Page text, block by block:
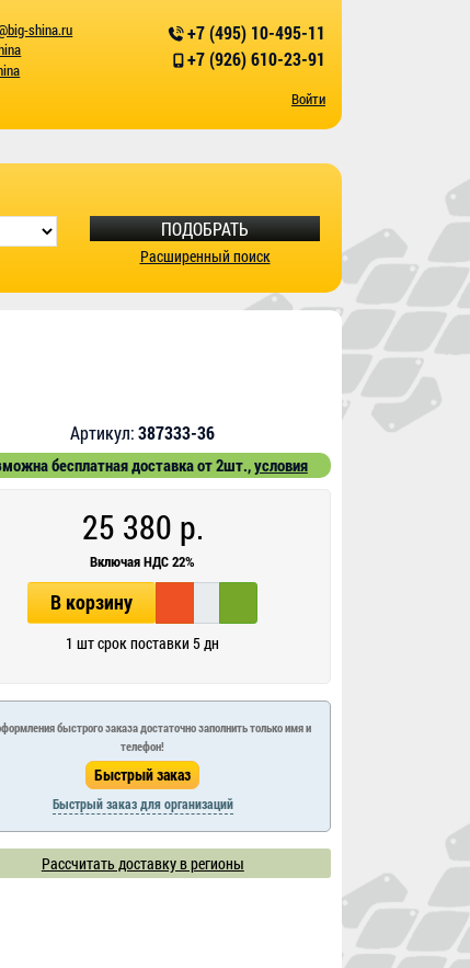
shina.ru
+7 (495) 10-495-11
+7 (926) 610-23-91
Войти
ПОДОБРАТЬ
Расширенный поиск
Артикул:387333-36
бесплатная доставка от 2шт.,условия
25 380 р.
Включая НДС 22%
В корзину
1 шт срок поставки 5 дн
быстрого заказа достаточно заполнить только имя и
телефон!
Быстрый заказ для организаций
Рассчитать доставку в регионы